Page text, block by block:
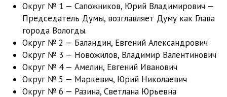
Округ № 1 — Сапожников, Юрий Владимирович —
Председатель Думы, возглавляет Думу как Глава
города Вологды.
Округ № 2 — Баландин, Евгений Александрович
Округ № 3 — Новожилов, Владимир Валентинович
Округ № 4 — Амелин, Евгений Иванович
Округ № 5 — Маркевич, Юрий Николаевич
Округ № 6 — Разина, Светлана Юрьевна